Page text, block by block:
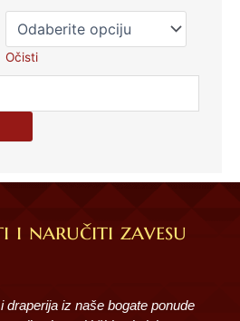
Očisti
i naručiti zavesu
iz naše bogate ponude